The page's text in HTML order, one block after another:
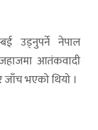
उड्नुपर्ने नेपाल
आतंकवादी
भएको थियो ।